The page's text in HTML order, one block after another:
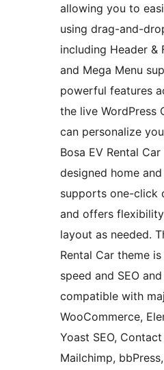
allowing you to
using drag-and-
including Header &
and Mega Menu
powerful features
the live WordPress
can personalize
Bosa EV Rental
designed home
supports one-click
and offers
layout as needed.
Rental Car theme
speed and SEO
compatible with
WooCommerce,
Yoast SEO, Contact
Mailchimp,